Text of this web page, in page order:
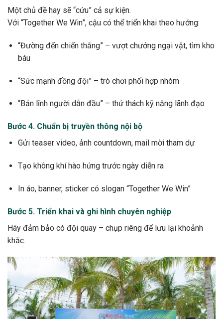
Một chủ đề hay sẽ “cứu” cả sự kiện.
Với “Together We Win”, cậu có thể triển khai theo hướng:
“Đường đến chiến thắng” – vượt chướng ngại vật, tìm kho
báu
“Sức mạnh đồng đội” – trò chơi phối hợp nhóm
“Bản lĩnh người dẫn đầu” – thử thách kỹ năng lãnh đạo
Bước 4. Chuẩn bị truyền thông nội bộ
Gửi teaser video, ảnh countdown, mail mời tham dự
Tạo không khí hào hứng trước ngày diễn ra
In áo, banner, sticker có slogan “Together We Win”
Bước 5. Triển khai và ghi hình chuyên nghiệp
Hãy đảm bảo có đội quay – chụp riêng để lưu lại khoảnh
khắc.